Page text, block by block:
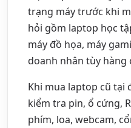
trạng máy trước khi
hỏi gồm laptop học
máy đồ họa, máy
doanh nhân tùy hàng
Khi mua laptop cũ tại
kiểm tra pin, ổ cứng,
phím, loa, webcam,